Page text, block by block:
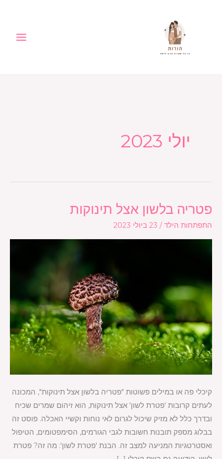
יולי 2023
פטריה בלשון אצל תינוקות
התפתחות הילד/ 23 ביולי 2023
קיכלי פה או במילים פשוטות "פטריה בלשון אצל תינוקות", המכונה
לעתים קרובות 'פטרת לשון' אצל תינוקות, הוא זיהום שמרים שכיח
ובדרך כלל לא מזיק שיכול לגרום לאי נוחות וקשיי האכלה. פוסט זה
בבלוג מספק תובנות חשובות לגבי הגורמים, הסימפטומים, הטיפול
ואסטרטגיות המניעה למצב זה. הבנת 'פטרת לשון': מה זה? פטרת
פטריה
תינוקות